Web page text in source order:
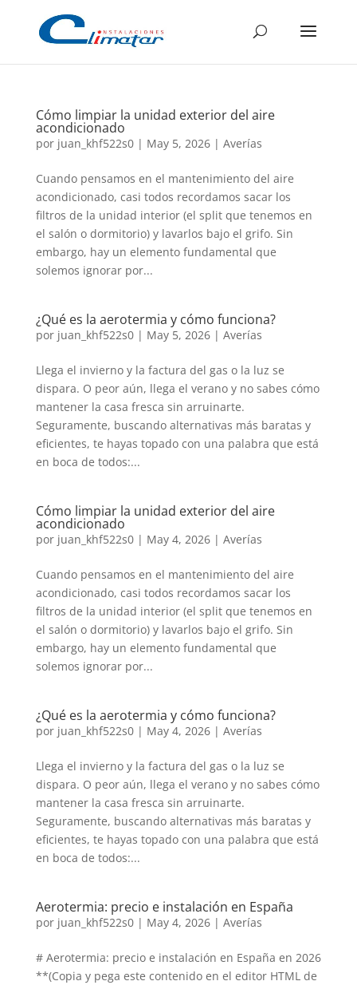
Cómo limpiar la unidad exterior del aire
acondicionado
por juan_khf522s0| May 5, 2026| Averías
Cuando pensamos en el mantenimiento del aire
acondicionado, casi todos recordamos sacar los
filtros de la unidad interior (el split que tenemos en
el salón o dormitorio) y lavarlos bajo el grifo. Sin
embargo, hay un elemento fundamental que
solemos ignorar por...
¿Qué es la aerotermia y cómo funciona?
por juan_khf522s0| May 5, 2026| Averías
Llega el invierno y la factura del gas o la luz se
dispara. O peor aún, llega el verano y no sabes cómo
mantener la casa fresca sin arruinarte.
Seguramente, buscando alternativas más baratas y
eficientes, te hayas topado con una palabra que está
en boca de todos:...
Cómo limpiar la unidad exterior del aire
acondicionado
por juan_khf522s0| May 4, 2026| Averías
Cuando pensamos en el mantenimiento del aire
acondicionado, casi todos recordamos sacar los
filtros de la unidad interior (el split que tenemos en
el salón o dormitorio) y lavarlos bajo el grifo. Sin
embargo, hay un elemento fundamental que
solemos ignorar por...
¿Qué es la aerotermia y cómo funciona?
por juan_khf522s0| May 4, 2026| Averías
Llega el invierno y la factura del gas o la luz se
dispara. O peor aún, llega el verano y no sabes cómo
mantener la casa fresca sin arruinarte.
Seguramente, buscando alternativas más baratas y
eficientes, te hayas topado con una palabra que está
en boca de todos:...
Aerotermia: precio e instalación en España
por juan_khf522s0| May 4, 2026| Averías
# Aerotermia: precio e instalación en España en 2026
**(Copia y pega este contenido en el editor HTML de